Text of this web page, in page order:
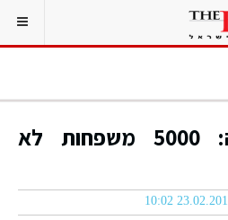
עוברים לפריפריה: 5000 משפחות לא